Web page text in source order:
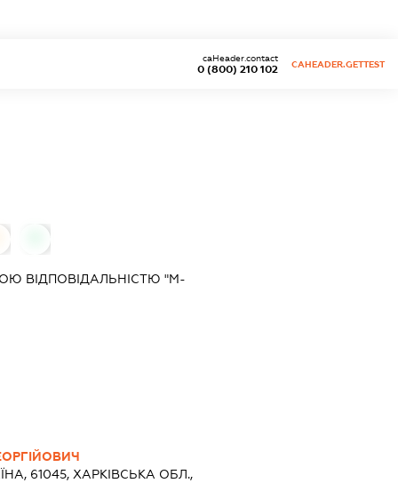
0 (800) 210 102
caHeader.contact
CAHEADER.GETTEST
ВІДПОВІДАЛЬНІСТЮ "М-
61045, ХАРКІВСЬКА ОБЛ.,